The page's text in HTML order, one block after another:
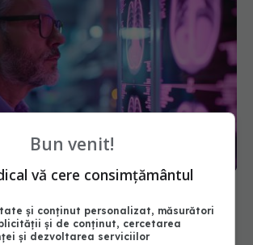
care protejează inima și
Bun venit!
vă cere consimțământul
și conținut personalizat, măsurători
și de conținut, cercetarea
și dezvoltarea serviciilor